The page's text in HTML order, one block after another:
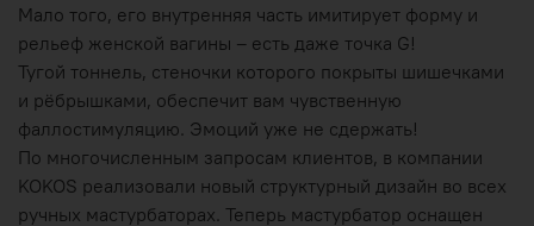
Мало того, его внутренняя часть имитирует форму и
рельеф женской вагины – есть даже точка G!
Тугой тоннель, стеночки которого покрыты шишечками
и рёбрышками, обеспечит вам чувственную
фаллостимуляцию. Эмоций уже не сдержать!
По многочисленным запросам клиентов, в компании
KOKOS реализовали новый структурный дизайн во всех
ручных мастурбаторах. Теперь мастурбатор оснащен